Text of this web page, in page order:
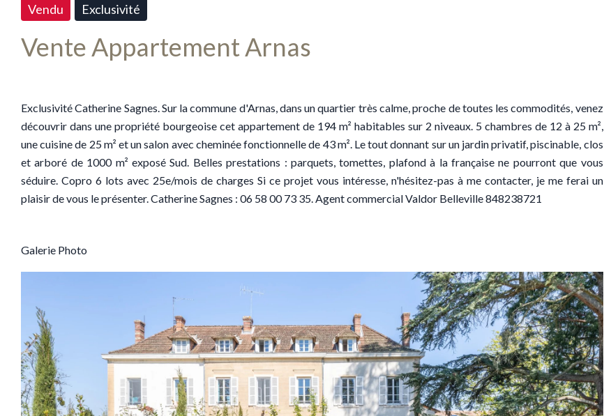
Vendu Exclusivité
Vente Appartement Arnas
Exclusivité Catherine Sagnes. Sur la commune d'Arnas, dans un quartier très calme, proche de toutes les commodités, venez
découvrir dans une propriété bourgeoise cet appartement de 194 m² habitables sur 2 niveaux. 5 chambres de 12 à 25 m²,
une cuisine de 25 m² et un salon avec cheminée fonctionnelle de 43 m². Le tout donnant sur un jardin privatif, piscinable, clos
et arboré de 1000 m² exposé Sud. Belles prestations : parquets, tomettes, plafond à la française ne pourront que vous
séduire. Copro 6 lots avec 25e/mois de charges Si ce projet vous intéresse, n'hésitez-pas à me contacter, je me ferai un
plaisir de vous le présenter. Catherine Sagnes : 06 58 00 73 35. Agent commercial Valdor Belleville 848238721
Galerie Photo